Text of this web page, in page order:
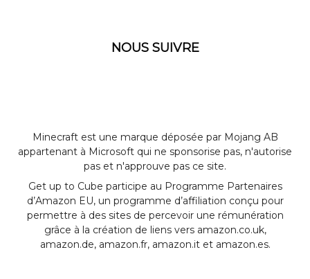
NOUS SUIVRE
Minecraft est une marque déposée par Mojang AB
appartenant à Microsoft qui ne sponsorise pas, n'autorise
pas et n'approuve pas ce site.
Get up to Cube participe au Programme Partenaires
d’Amazon EU, un programme d’affiliation conçu pour
permettre à des sites de percevoir une rémunération
grâce à la création de liens vers amazon.co.uk,
amazon.de, amazon.fr, amazon.it et amazon.es.